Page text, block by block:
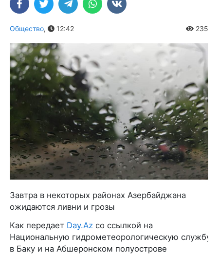
Общество, 12:42 235
Завтра в некоторых районах Азербайджана
ожидаются ливни и грозы
Как передает Day.Az со ссылкой на
Национальную гидрометеорологическую службу,
в Баку и на Абшеронском полуострове